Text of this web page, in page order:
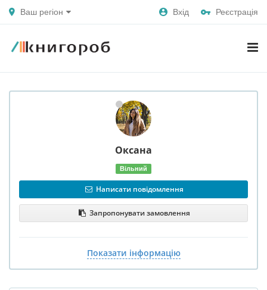
Ваш регіон Вхід Реєстрація
Оксана
Вільний
Написати повідомлення
Запропонувати замовлення
Показати інформацію